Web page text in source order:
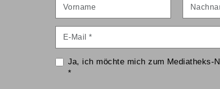
Ja, ich möchte mich zum Mediatheks-
*